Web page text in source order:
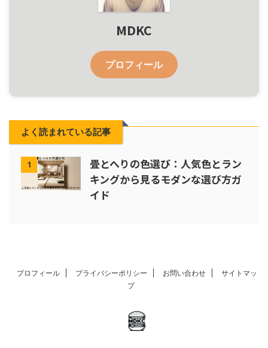
MDKC
プロフィール
よく読まれている記事
1
畳とへりの色選び：人気色とラン
キングから見るモダンな選び方ガ
イド
プロフィール プライバシーポリシー お問い合わせ
サイトマッ
プ